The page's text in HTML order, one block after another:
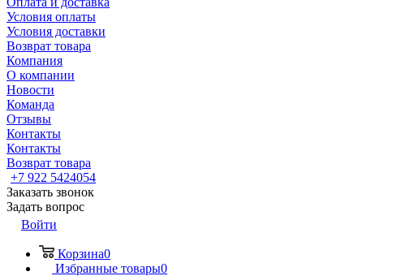
Условия оплаты
Условия доставки
Возврат товара
Компания
О компании
Новости
Команда
Отзывы
Контакты
Контакты
Возврат товара
+7 922 5424054
Заказать звонок
Задать вопрос
Войти
Корзина0
Избранные товары0